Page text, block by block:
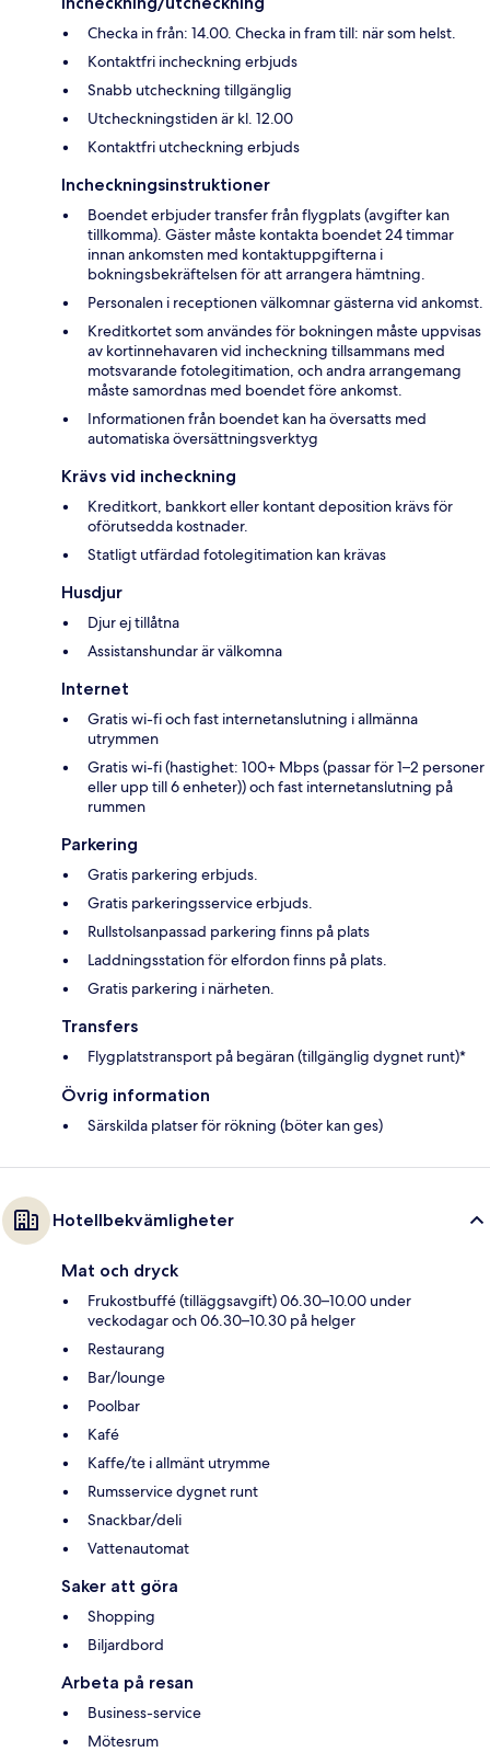
Checka in från: 14.00. Checka in fram till: när som helst.
Kontaktfri incheckning erbjuds
Snabb utcheckning tillgänglig
Utcheckningstiden är kl. 12.00
Kontaktfri utcheckning erbjuds
Incheckningsinstruktioner
Boendet erbjuder transfer från flygplats (avgifter kan
tillkomma). Gäster måste kontakta boendet 24 timmar
innan ankomsten med kontaktuppgifterna i
bokningsbekräftelsen för att arrangera hämtning.
Personalen i receptionen välkomnar gästerna vid ankomst.
Kreditkortet som användes för bokningen måste uppvisas
av kortinnehavaren vid incheckning tillsammans med
motsvarande fotolegitimation, och andra arrangemang
måste samordnas med boendet före ankomst.
Informationen från boendet kan ha översatts med
automatiska översättningsverktyg
Krävs vid incheckning
Kreditkort, bankkort eller kontant deposition krävs för
oförutsedda kostnader.
Statligt utfärdad fotolegitimation kan krävas
Husdjur
Djur ej tillåtna
Assistanshundar är välkomna
Internet
Gratis wi-fi och fast internetanslutning i allmänna
utrymmen
Gratis wi-fi (hastighet: 100+ Mbps (passar för 1–2 personer
eller upp till 6 enheter)) och fast internetanslutning på
rummen
Parkering
Gratis parkering erbjuds.
Gratis parkeringsservice erbjuds.
Rullstolsanpassad parkering finns på plats
Laddningsstation för elfordon finns på plats.
Gratis parkering i närheten.
Transfers
Flygplatstransport på begäran (tillgänglig dygnet runt)*
Övrig information
Särskilda platser för rökning (böter kan ges)
Hotellbekvämligheter
Mat och dryck
Frukostbuffé (tilläggsavgift) 06.30–10.00 under
veckodagar och 06.30–10.30 på helger
Restaurang
Bar/lounge
Poolbar
Kafé
Kaffe/te i allmänt utrymme
Rumsservice dygnet runt
Snackbar/deli
Vattenautomat
Saker att göra
Shopping
Biljardbord
Arbeta på resan
Business-service
Mötesrum